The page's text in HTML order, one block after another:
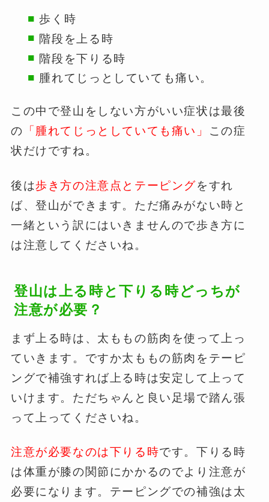
歩く時
階段を上る時
階段を下りる時
腫れてじっとしていても痛い。
この中で登山をしない方がいい症状は最後
の 「腫れてじっとしていても痛い」
この症
状だけですね。
後は歩き方の注意点とテーピングをすれ
ば、登山ができます。ただ痛みがない時と
一緒という訳にはいきませんので歩き方に
は注意してくださいね。
登山は上る時と下りる時どっちが
注意が必要？
まず上る時は、太ももの筋肉を使って上っ
ていきます。ですか太ももの筋肉をテーピ
ングで補強すれば上る時は安定して上って
いけます。ただちゃんと良い足場で踏ん張
って上ってくださいね。
注意が必要なのは下りる時です。下りる時
は体重が膝の関節にかかるのでより注意が
必要になります。テーピングでの補強は太